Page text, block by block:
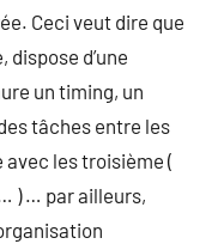
Ceci veut dire que
d’une
un timing, un
tâches entre les
les troisième (
) … par ailleurs,